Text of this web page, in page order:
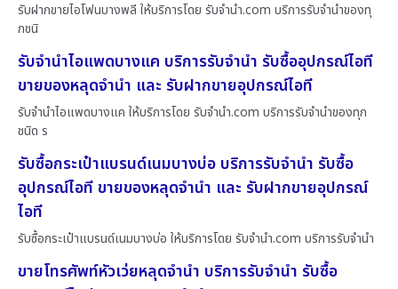
รับฝากขายไอโฟนบางพลี ให้บริการโดย รับจํานํา.com บริการรับจำนำของทุ
กชนิ
รับจำนำไอแพดบางแค บริการรับจำนำ รับซื้ออุปกรณ์ไอที
ขายของหลุดจำนำ และ รับฝากขายอุปกรณ์ไอที
รับจำนำไอแพดบางแค ให้บริการโดย รับจํานํา.com บริการรับจำนำของทุก
ชนิด ร
รับซื้อกระเป๋าแบรนด์เนมบางบ่อ บริการรับจำนำ รับซื้อ
อุปกรณ์ไอที ขายของหลุดจำนำ และ รับฝากขายอุปกรณ์
ไอที
รับซื้อกระเป๋าแบรนด์เนมบางบ่อ ให้บริการโดย รับจํานํา.com บริการรับจำนำ
ขายโทรศัพท์หัวเว่ยหลุดจำนำ บริการรับจำนำ รับซื้อ